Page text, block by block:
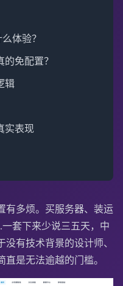
体验？
免配置？
辑
实表现
有多烦。买服务器、装运
套下来少说三五天，中
有技术背景的设计师、
是无法逾越的门槛。